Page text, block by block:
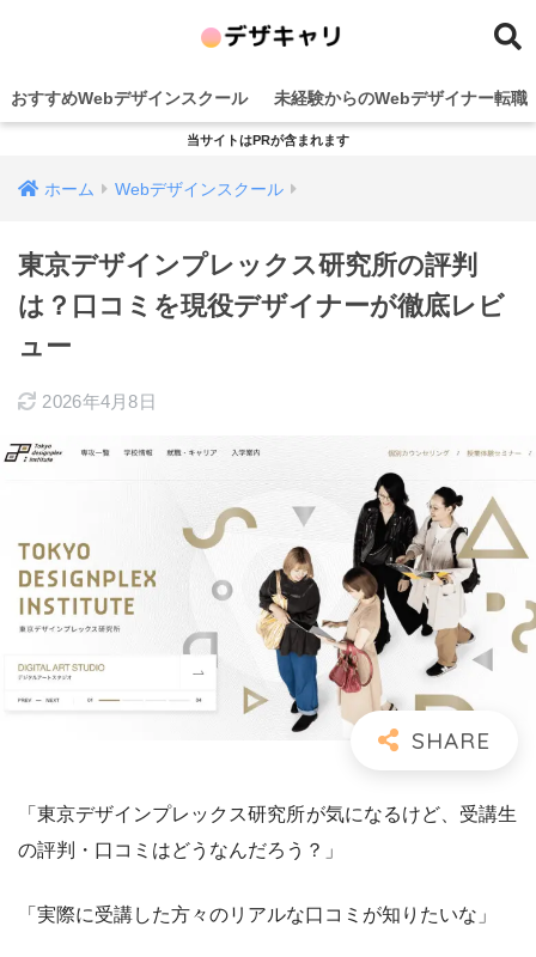
おすすめWebデザインスクール 未経験からのWebデザイナー転職
当サイトはPRが含まれます
ホーム Webデザインスクール
東京デザインプレックス研究所の評判
は？口コミを現役デザイナーが徹底レビ
ュー
2026年4月8日
「東京デザインプレックス研究所が気になるけど、受講生
の評判・口コミはどうなんだろう？」
「実際に受講した方々のリアルな口コミが知りたいな」